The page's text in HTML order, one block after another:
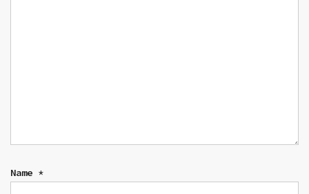
Name *